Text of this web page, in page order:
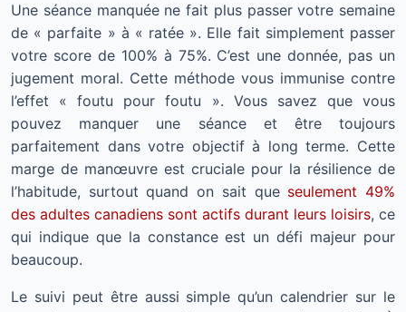
Une séance manquée ne fait plus passer votre semaine
de « parfaite » à « ratée ». Elle fait simplement passer
votre score de 100% à 75%. C’est une donnée, pas un
jugement moral. Cette méthode vous immunise contre
l’effet « foutu pour foutu ». Vous savez que vous
pouvez manquer une séance et être toujours
parfaitement dans votre objectif à long terme. Cette
marge de manœuvre est cruciale pour la résilience de
l’habitude, surtout quand on sait que seulement 49%
des adultes canadiens sont actifs durant leurs loisirs, ce
qui indique que la constance est un défi majeur pour
beaucoup.
Le suivi peut être aussi simple qu’un calendrier sur le